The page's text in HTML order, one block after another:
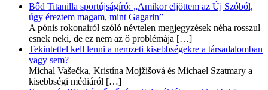
Bőd Titanilla sportújságíró: „Amikor eljöttem az Új Szóból,
úgy éreztem magam, mint Gagarin”
A pónis rokonairól szóló névtelen megjegyzések néha rosszul
esnek neki, de ez nem az ő problémája […]
Tekintettel kell lenni a nemzeti kisebbségekre a társadalomban
vagy sem?
Michal Vašečka, Kristína Mojžišová és Michael Szatmary a
kisebbségi médiáról […]